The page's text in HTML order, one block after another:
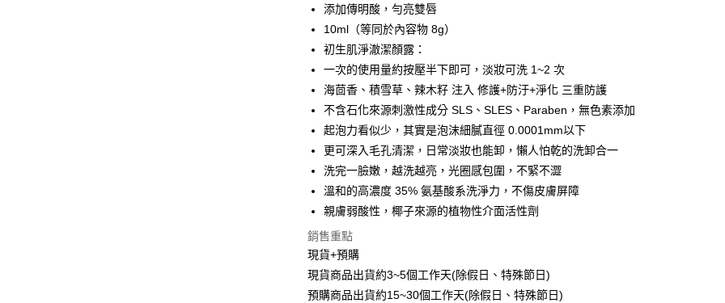
大哥付你分期
相關說明
【大哥付你分期使用說明】
1.本服務由台灣大哥大提供，台灣大哥大用戶可立即使用無須另外申請。
2.付款方式選擇「大哥付你分期」，訂單成立後會自動跳轉到大哥付的交易
流程，驗證手機門號後，選擇欲分期的期數、繳款截止日，確認付款後即
3.實際核准額度、可分期數及費用金額請依後續交易確認頁面所載為準。
4.訂單成立30分鐘內，如未前往確認交易或遇審核未通過，訂單將自動取
消。如遇「轉專審核」未通過狀況，表示未達大哥付你分期系統評分，恕
無法說明評估內容。
【繳款方式說明】
1.分期款項不併入電信帳單，「大哥付你分期」於每月結算日後寄送繳費提
醒簡訊。
2.透過簡訊連結打開帳單後，可選擇「超商條碼／台灣大直營門市／銀行轉
帳／街口支付／iPASS MONEY」等通路繳費。
【注意事項】
1.本服務係由「台灣大哥大股份有限公司」（以下簡稱本公司）所提供，讓
用戶於交易時，得透過本服務購買商品或服務，並由商店將買賣／分期付
ATM付款
運送方式
全家取貨付款
每筆NT$80，滿NT$588(含以上)免運費
付款後全家取貨
每筆NT$80，滿NT$588(含以上)免運費
萊爾富取貨付款
每筆NT$80，滿NT$888(含以上)免運費
付款後萊爾富取貨
添加傳明酸，勻亮雙唇
10ml（等同於內容物 8g）
初生肌淨澈潔顏露：
一次的使用量約按壓半下即可，淡妝可洗 1~2 次
海茴香、積雪草、辣木籽 注入 修護+防汙+淨化 三重防護
不含石化來源刺激性成分 SLS、SLES、Paraben，無色素添加
起泡力看似少，其實是泡沫細膩直徑 0.0001mm以下
更可深入毛孔清潔，日常淡妝也能卸，懶人怕乾的洗卸合一
洗完一臉嫩，越洗越亮，光圈感包圍，不緊不澀
溫和的高濃度 35% 氨基酸系洗淨力，不傷皮膚屏障
親膚弱酸性，椰子來源的植物性介面活性劑
銷售重點
現貨+預購
現貨商品出貨約3~5個工作天(除假日、特殊節日)
預購商品出貨約15~30個工作天(除假日、特殊節日)